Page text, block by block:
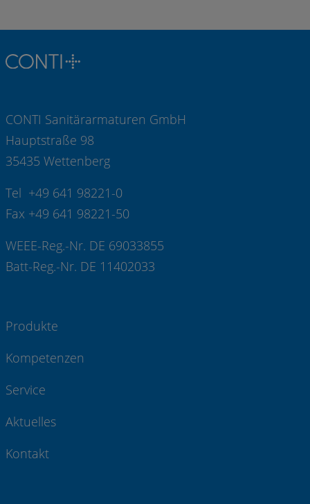
CONTI Sanitärarmaturen GmbH
Hauptstraße 98
35435 Wettenberg
Tel +49 641 98221-0
Fax +49 641 98221-50
WEEE-Reg.-Nr. DE 69033855
Batt-Reg.-Nr. DE 11402033
Produkte
Kompetenzen
Service
Aktuelles
Kontakt